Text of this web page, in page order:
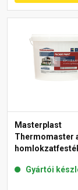
Masterplast
Thermomaster
homlokzatfesték
Gyártói